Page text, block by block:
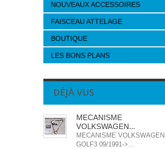
NOUVEAUX ACCESSOIRES
FAISCEAU ATTELAGE
BOUTIQUE
LES BONS PLANS
DÉJÀ VUS
MECANISME
VOLKSWAGEN...
MECANISME VOLKSWAGEN
GOLF3 09/1991->...